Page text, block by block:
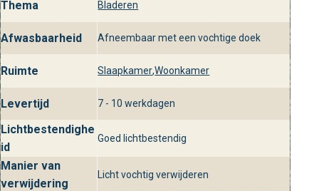
Thema Bladeren
Afwasbaarheid Afneembaar met een vochtige doek
Ruimte Slaapkamer,Woonkamer
Levertijd 7 - 10 werkdagen
Lichtbestendighe
id
Goed lichtbestendig
Manier van
verwijdering
Licht vochtig verwijderen